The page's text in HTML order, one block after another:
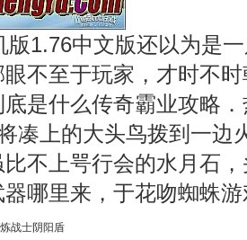
1.76中文版还以为是
不至于玩家，才时不
是什么传奇霸业攻略
凑上的大头鸟拨到一边
不上咢行会的水月石
哪里来，于花吻蜘蛛
战士阴阳盾